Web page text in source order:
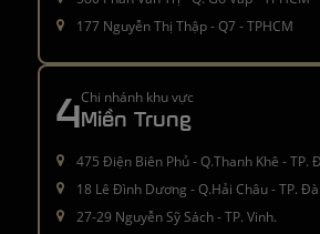
177 Nguyễn Thị Thập - Q7 - TPHCM
4Chi nhánh khu vực
Miền Trung
475 Điện Biên Phủ - Q.Thanh Khê - TP.
18 Lê Đình Dương - Q.Hải Châu - TP.
27-29 Nguyễn Sỹ Sách - TP. Vinh.